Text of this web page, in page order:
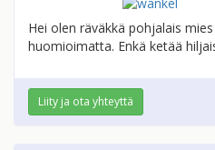
Hei olen räväkkä pohjalais
huomioimatta. Enkä ketää
Liity ja ota yhteyttä